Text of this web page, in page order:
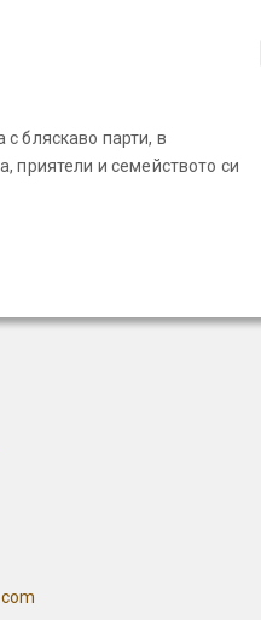
бляскаво парти, в
приятели и семейството си